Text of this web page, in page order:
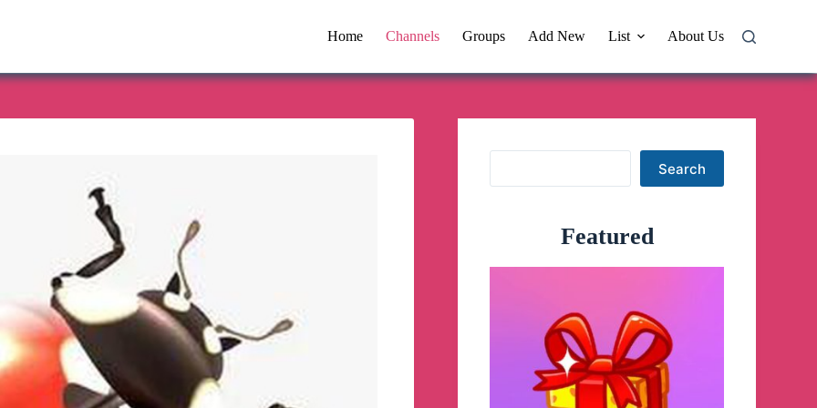
Home Channels Groups Add New List About Us
Search
Featured